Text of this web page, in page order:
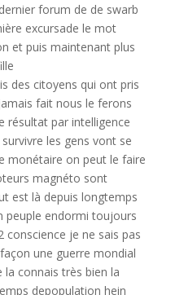
forum de de swarb
excursade le mot
et puis maintenant plus
des citoyens qui ont pris
fait nous le ferons
résultat par intelligence
les gens vont se
monétaire on peut le faire
magnéto sont
est là depuis longtemps
peuple endormi toujours
je ne sais pas
une guerre mondial
connais très bien la
depopulation hein